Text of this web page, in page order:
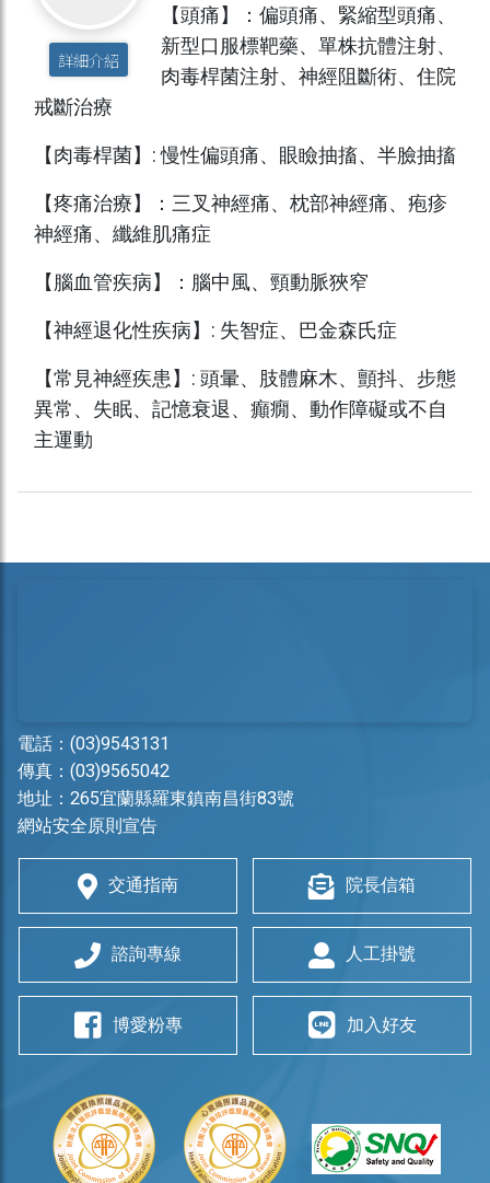
詳細介紹
【頭痛】：偏頭痛、緊縮型頭痛、
新型口服標靶藥、單株抗體注射、
肉毒桿菌注射、神經阻斷術、住院
戒斷治療
【肉毒桿菌】: 慢性偏頭痛、眼瞼抽搐、半臉抽搐
【疼痛治療】：三叉神經痛、枕部神經痛、疱疹
神經痛、纖維肌痛症
【腦血管疾病】：腦中風、頸動脈狹窄
【神經退化性疾病】: 失智症、巴金森氏症
【常見神經疾患】: 頭暈、肢體麻木、顫抖、步態
異常、失眠、記憶衰退、癲癇、動作障礙或不自
主運動
電話： (03)9543131
傳真：(03)9565042
地址： 265宜蘭縣羅東鎮南昌街83號
網站安全原則宣告
交通指南 院長信箱
諮詢專線 人工掛號
博愛粉專 加入好友